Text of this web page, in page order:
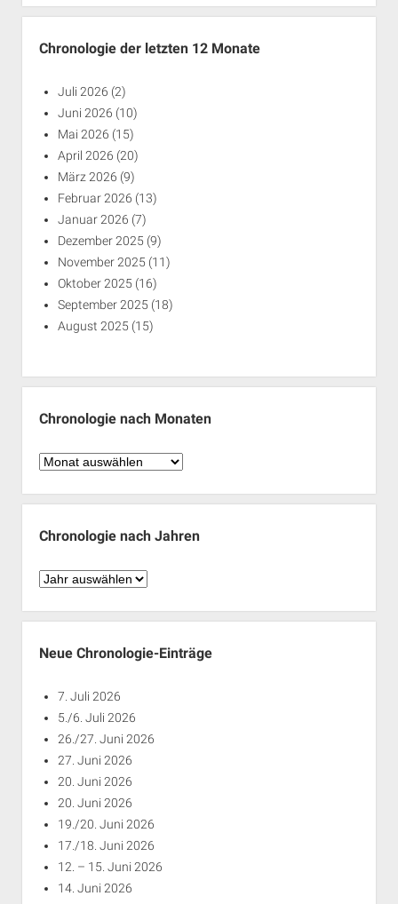
Chronologie der letzten 12 Monate
Juli 2026 (2)
Juni 2026 (10)
Mai 2026 (15)
April 2026 (20)
März 2026 (9)
Februar 2026 (13)
Januar 2026 (7)
Dezember 2025 (9)
November 2025 (11)
Oktober 2025 (16)
September 2025 (18)
August 2025 (15)
Chronologie nach Monaten
Chronologie
Monaten
Chronologie nach Jahren
Chronologie
Jahren
Neue Chronologie-Einträge
7. Juli 2026
5./6. Juli 2026
26./27. Juni 2026
27. Juni 2026
20. Juni 2026
20. Juni 2026
19./20. Juni 2026
17./18. Juni 2026
12. – 15. Juni 2026
14. Juni 2026